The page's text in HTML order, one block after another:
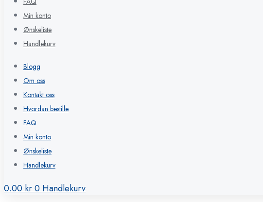
Min konto
Ønskeliste
Handlekurv
Blogg
Om oss
Kontakt oss
Hvordan bestille
FAQ
Min konto
Ønskeliste
Handlekurv
0.00kr0Handlekurv